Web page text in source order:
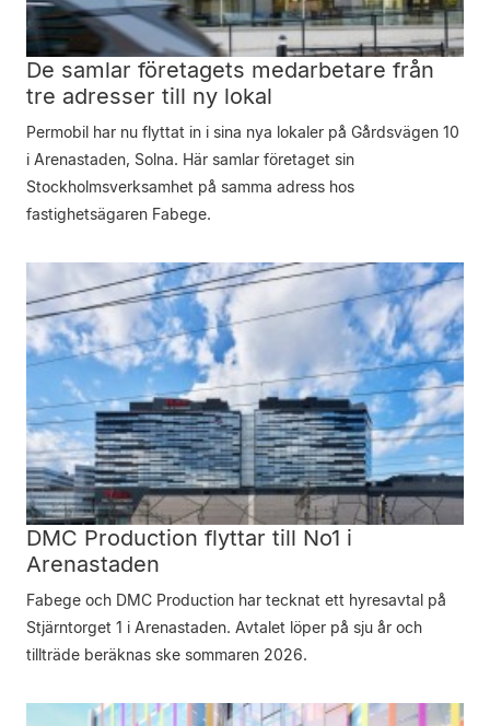
De samlar företagets medarbetare från
tre adresser till ny lokal
Permobil har nu flyttat in i sina nya lokaler på Gårdsvägen 10
i Arenastaden, Solna. Här samlar företaget sin
Stockholmsverksamhet på samma adress hos
fastighetsägaren Fabege.
DMC Production flyttar till No1 i
Arenastaden
Fabege och DMC Production har tecknat ett hyresavtal på
Stjärntorget 1 i Arenastaden. Avtalet löper på sju år och
tillträde beräknas ske sommaren 2026.